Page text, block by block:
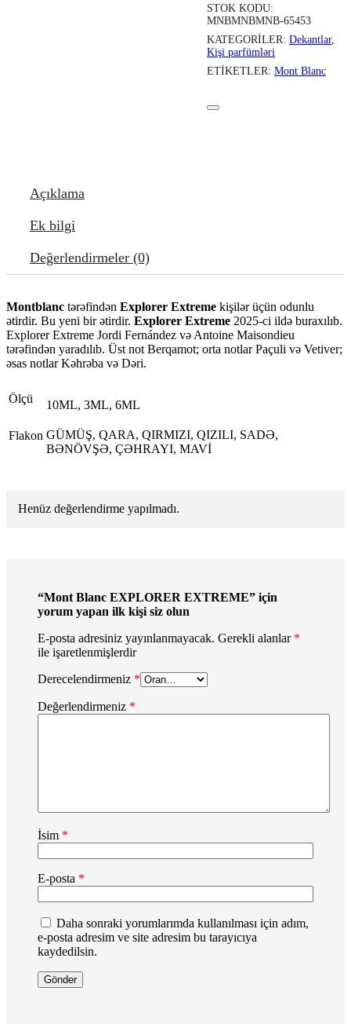
STOK KODU:
MNBMNBMNB-65453
KATEGORILER: Dekantlar,
Kişi parfümləri
ETIKETLER: Mont Blanc
Açıklama
Ek bilgi
Değerlendirmeler (0)
Montblanc tərəfindən Explorer Extreme kişilər üçün odunlu
ətirdir. Bu yeni bir ətirdir. Explorer Extreme 2025-ci ildə buraxılıb.
Explorer Extreme Jordi Fernández və Antoine Maisondieu
tərəfindən yaradılıb. Üst not Berqamot; orta notlar Paçuli və Vetiver;
əsas notlar Kəhrəba və Dəri.
Ölçü 10ML, 3ML, 6ML
Flakon GÜMÜŞ, QARA, QIRMIZI, QIZILI, SADƏ,
BƏNÖVŞƏ, ÇƏHRAYI, MAVİ
Henüz değerlendirme yapılmadı.
“Mont Blanc EXPLORER EXTREME” için
yorum yapan ilk kişi siz olun
E-posta adresiniz yayınlanmayacak. Gerekli alanlar *
ile işaretlenmişlerdir
Derecelendirmeniz *
Değerlendirmeniz *
İsim *
E-posta *
Daha sonraki yorumlarımda kullanılması için adım,
e-posta adresim ve site adresim bu tarayıcıya
kaydedilsin.